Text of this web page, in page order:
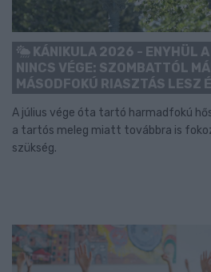
KÁNIKULA 2026 - ENYHÜL A
NINCS VÉGE: SZOMBATTÓL
MÁSODFOKÚ RIASZTÁS LESZ
A július vége óta tartó harmadfokú
a tartós meleg miatt továbbra is
szükség.